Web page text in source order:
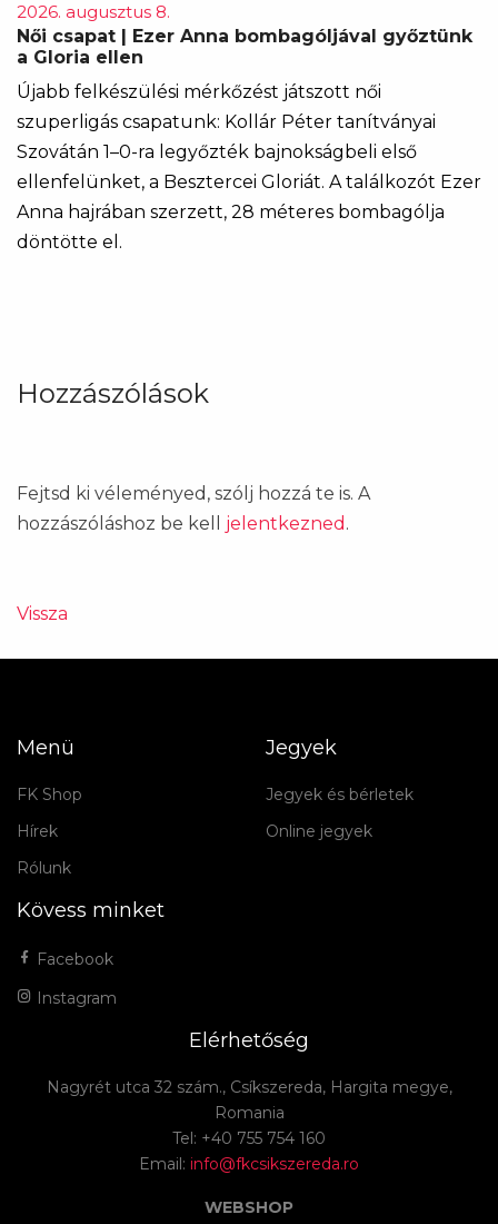
2026. augusztus 8.
Női csapat | Ezer Anna bombagóljával győztünk
a Gloria ellen
Újabb felkészülési mérkőzést játszott női
szuperligás csapatunk: Kollár Péter tanítványai
Szovátán 1–0-ra legyőzték bajnokságbeli első
ellenfelünket, a Besztercei Gloriát. A találkozót Ezer
Anna hajrában szerzett, 28 méteres bombagólja
döntötte el.
Hozzászólások
Fejtsd ki véleményed, szólj hozzá te is. A
hozzászóláshoz be kell jelentkezned .
Vissza
Menü
FK Shop
Hírek
Rólunk
Jegyek
Jegyek és bérletek
Online jegyek
Kövess minket
Facebook
Instagram
Elérhetőség
Nagyrét utca 32 szám., Csíkszereda, Hargita megye,
Romania
Tel: +40 755 754 160
Email: info@fkcsikszereda.ro
WEBSHOP